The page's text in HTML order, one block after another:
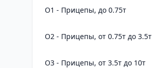
O1 - Прицепы, до 0.75т
O2 - Прицепы, от 0.75т до 3.5т
O3 - Прицепы, от 3.5т до 10т